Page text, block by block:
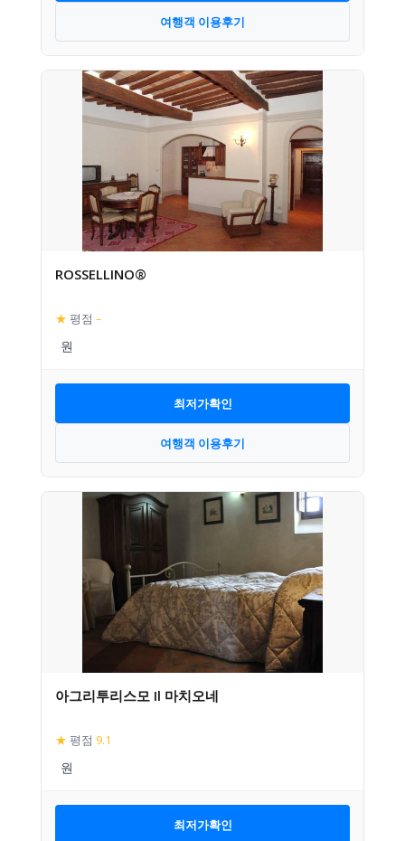
여행객 이용후기
ROSSELLINO®
★ 평점 –
최저가확인
여행객 이용후기
아그리투리스모 Il 마치오네
★ 평점 9.1
최저가확인